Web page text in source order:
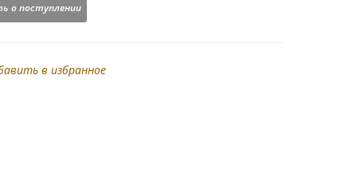
о поступлении
в избранное